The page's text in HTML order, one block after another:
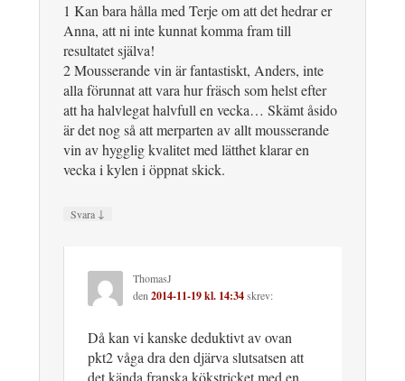
1 Kan bara hålla med Terje om att det hedrar er
Anna, att ni inte kunnat komma fram till
resultatet själva!
2 Mousserande vin är fantastiskt, Anders, inte
alla förunnat att vara hur fräsch som helst efter
att ha halvlegat halvfull en vecka… Skämt åsido
är det nog så att merparten av allt mousserande
vin av hygglig kvalitet med lätthet klarar en
vecka i kylen i öppnat skick.
Svara ↓
ThomasJ
den2014-11-19 kl. 14:34skrev:
Då kan vi kanske deduktivt av ovan
pkt2 våga dra den djärva slutsatsen att